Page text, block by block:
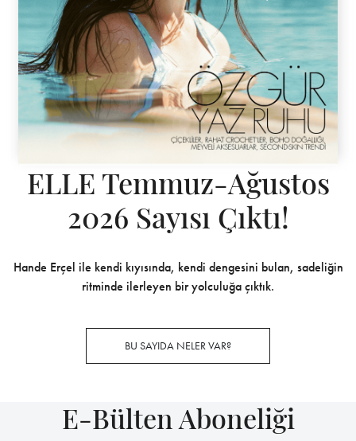
ELLE Temmuz-Ağustos
2026 Sayısı Çıktı!
Hande Erçel ile kendi kıyısında, kendi dengesini bulan, sadeliğin
ritminde ilerleyen bir yolculuğa çıktık.
BU SAYIDA NELER VAR?
E-Bülten Aboneliği